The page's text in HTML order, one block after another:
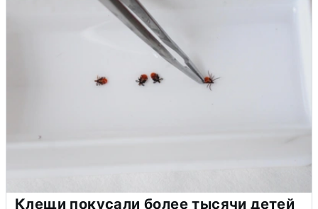
Клещи покусали более тысячи детей